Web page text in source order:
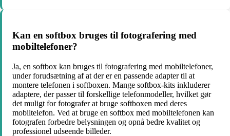
Kan en softbox bruges til fotografering med
mobiltelefoner?
Ja, en softbox kan bruges til fotografering med mobiltelefoner,
under forudsætning af at der er en passende adapter til at
montere telefonen i softboxen. Mange softbox-kits inkluderer
adaptere, der passer til forskellige telefonmodeller, hvilket gør
det muligt for fotografer at bruge softboxen med deres
mobiltelefon. Ved at bruge en softbox med mobiltelefonen kan
fotografen forbedre belysningen og opnå bedre kvalitet og
professionel udseende billeder.